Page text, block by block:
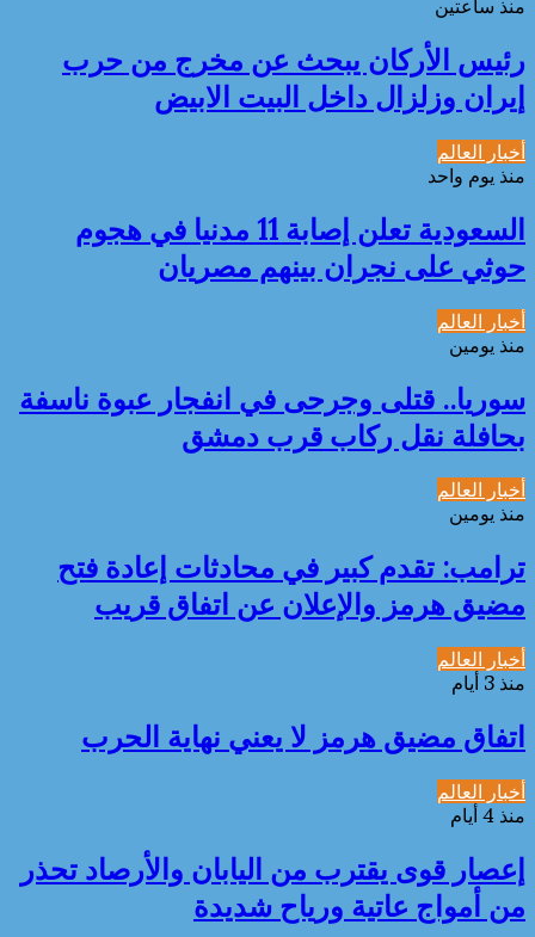
منذ ساعتين
رئيس الأركان يبحث عن مخرج من حرب
إيران وزلزال داخل البيت الابيض
أخبار العالم
منذ يوم واحد
السعودية تعلن إصابة 11 مدنيا في هجوم
حوثي على نجران بينهم مصريان
أخبار العالم
منذ يومين
سوريا.. قتلى وجرحى في انفجار عبوة ناسفة
بحافلة نقل ركاب قرب دمشق
أخبار العالم
منذ يومين
ترامب: تقدم كبير في محادثات إعادة فتح
مضيق هرمز والإعلان عن اتفاق قريب
أخبار العالم
منذ 3 أيام
اتفاق مضيق هرمز لا يعني نهاية الحرب
أخبار العالم
منذ 4 أيام
إعصار قوى يقترب من اليابان والأرصاد تحذر
من أمواج عاتية ورياح شديدة